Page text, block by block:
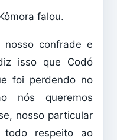
falou.
nosso confrade e
isso que Codó
foi perdendo no
nós queremos
nosso particular
respeito ao